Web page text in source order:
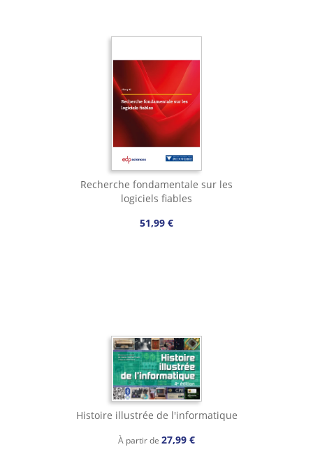
Recherche fondamentale sur les
logiciels fiables
51,99 €
Histoire illustrée de l'informatique
À partir de 27,99 €